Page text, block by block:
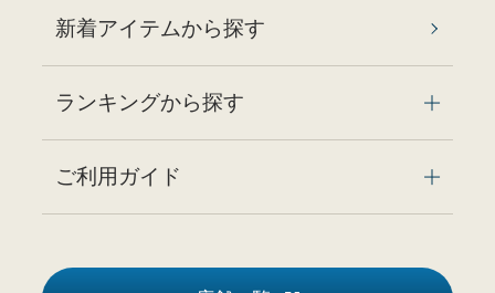
新着アイテムから探す
ランキングから探す
ご利用ガイド